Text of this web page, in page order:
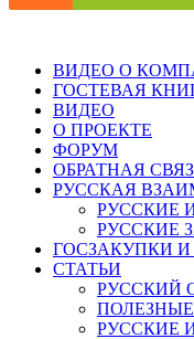
ВИДЕО О
ГОСТЕВАЯ
ВИДЕО
О ПРОЕКТЕ
ФОРУМ
ОБРАТНАЯ
РУССКАЯ
РУССКИЕ
РУССКИЕ
ГОСЗАКУПКИ
СТАТЬИ
РУССКИЙ
РУССКИЕ